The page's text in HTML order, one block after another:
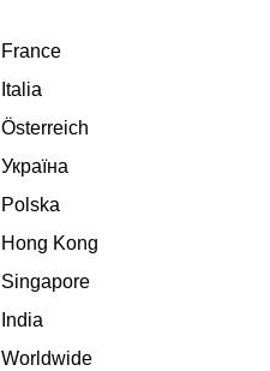
France
Italia
Österreich
Україна
Polska
Hong Kong
Singapore
India
Worldwide